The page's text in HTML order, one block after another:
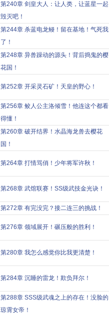
第240章 剑皇大人：让人类，让蓝星一起
毁灭吧！
第244章 杀蓝电龙鳗！留在基地！气死我
了！
第248章 异兽躁动的源头！背后捣鬼的樱
花国！
第252章 开采灵石矿！天皇的野心！
第256章 鲛人公主洛倾雪！他连这个都看
得懂！
第260章 破开结界！水晶海龙兽去樱花
国！
第264章 打情骂俏！少年将军许秋！
第268章 武馆联赛！SS级武技金光诀！
第272章 有完没完？接二连三的挑战！
第276章 领域展开！碾压般的胜利！
第280章 我怎么感觉你比我更清楚！
第284章 沉睡的雷龙！欺负拜尔！
第288章 SSS级武魂之上的存在！没脸的
琼霄女帝！